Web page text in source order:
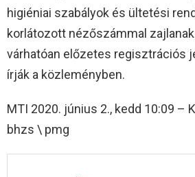
higiéniai szabályok és ültetési
korlátozott nézőszámmal
várhatóan előzetes regisztrációs
írják a közleményben.
MTI 2020. június 2., kedd 10:09 –
bhzs \ pmg